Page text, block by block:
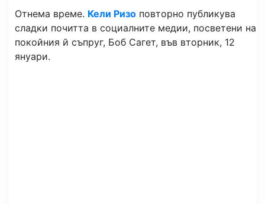
Отнема време. Кели Ризо повторно публикува
сладки почитта в социалните медии, посветени на
покойния й съпруг, Боб Сагет, във вторник, 12
януари.